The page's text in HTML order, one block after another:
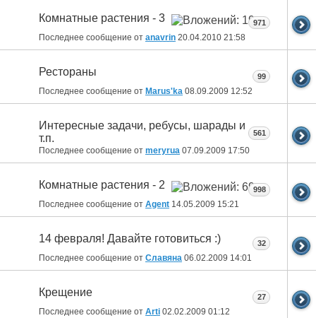
Комнатные растения - 3
Последнее сообщение от anavrin 20.04.2010 21:58
971
Рестораны
Последнее сообщение от Marus'ka 08.09.2009 12:52
99
Интересные задачи, ребусы, шарады и
т.п.
Последнее сообщение от meryrua 07.09.2009 17:50
561
Комнатные растения - 2
Последнее сообщение от Agent 14.05.2009 15:21
998
14 февраля! Давайте готовиться :)
Последнее сообщение от Славяна 06.02.2009 14:01
32
Крещение
Последнее сообщение от Arti 02.02.2009 01:12
27